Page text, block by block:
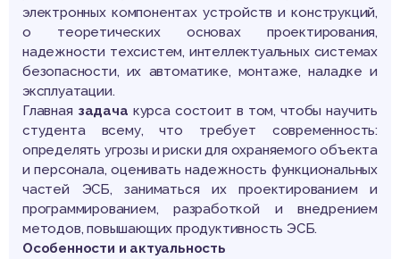
электронных компонентах устройств и конструкций,
о теоретических основах проектирования,
надежности техсистем, интеллектуальных системах
безопасности, их автоматике, монтаже, наладке и
эксплуатации.
Главная задача курса состоит в том, чтобы научить
студента всему, что требует современность:
определять угрозы и риски для охраняемого объекта
и персонала, оценивать надежность функциональных
частей ЭСБ, заниматься их проектированием и
программированием, разработкой и внедрением
методов, повышающих продуктивность ЭСБ.
Особенности и актуальность